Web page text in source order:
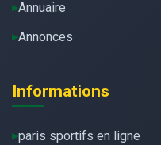
Annuaire
Annonces
Informations
paris sportifs en ligne